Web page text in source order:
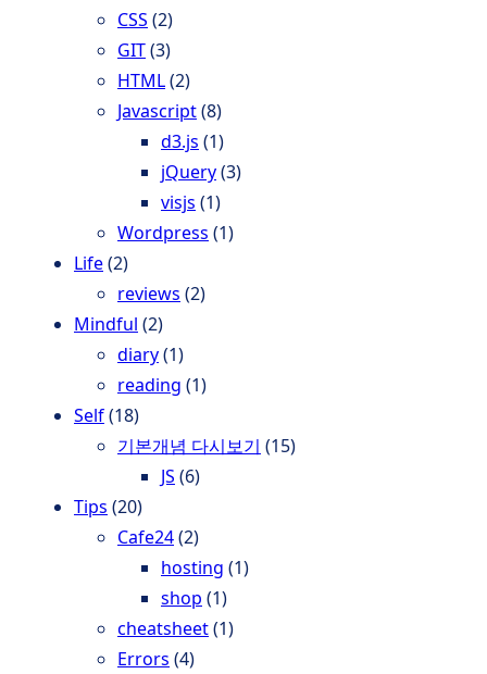
CSS (2)
GIT(3)
HTML(2)
Javascript(8)
d3.js (1)
jQuery(3)
visjs (1)
Wordpress (1)
Life(2)
reviews (2)
Mindful (2)
diary(1)
reading (1)
Self(18)
기본개념 다시보기 (15)
JS (6)
Tips (20)
Cafe24(2)
hosting (1)
shop (1)
cheatsheet(1)
Errors (4)